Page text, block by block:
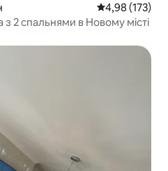
Середня
4,98 (173)
2 спальнями в Новому місті